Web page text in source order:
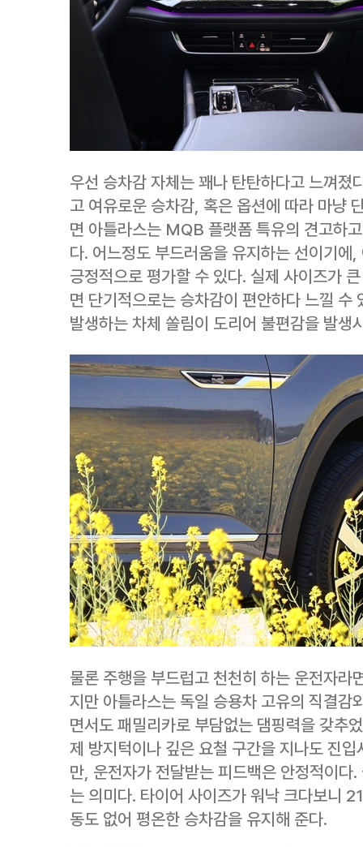
우선 승차감 자체는 꽤나 탄탄하다고 느껴
고 여유로운 승차감, 혹은 옵션에 따라 마냥
면 아틀라스는 MQB 플랫폼 특유의 견고하
다. 어느정도 부드러움을 유지하는 선이기에
긍정적으로 평가할 수 있다. 실제 사이즈가
면 단기적으로는 승차감이 편안하다 느낄 수
발생하는 차체 쏠림이 도리어 불편감을 발생
물론 주행을 부드럽고 천천히 하는 운전자라
지만 아틀라스는 독일 승용차 고유의 직결감
면서도 패밀리카로 부담없는 댐핑력을 갖추
제 방지턱이나 깊은 요철 구간을 지나도 진
만, 운전자가 전달받는 피드백은 안정적이다
는 의미다. 타이어 사이즈가 워낙 크다보니
동도 없어 평온한 승차감을 유지해 준다.